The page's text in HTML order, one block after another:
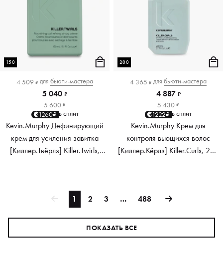
150
4 509 ₽ для бьюти-мастера
5 040 ₽
5 600 ₽
1260₽ в сплит
Kevin.Murphy Дефинирующий
крем для усиления завитка
[Киллер.Твёрлз] Killer.Twirls,
200
4 365 ₽ для бьюти-мастера
4 887 ₽
5 430 ₽
1222₽ в сплит
Kevin.Murphy Крем для
контроля вьющихся волос
[Киллер.Кёрлз] Killer.Curls, 200
1 2 3 … 488
ПОКАЗАТЬ ВСЕ